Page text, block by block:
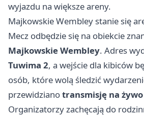
wyjazdu na większe areny.
Majkowskie Wembley stanie się
Mecz odbędzie się na obiekcie
Majkowskie Wembley. Adres
Tuwima 2, a wejście dla kibiców
osób, które wolą śledzić
przewidzianotransmisję na żywo
Organizatorzy zachęcają do